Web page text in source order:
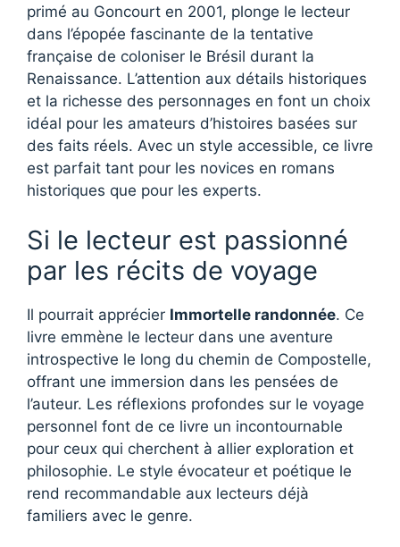
primé au Goncourt en 2001, plonge le lecteur
dans l’épopée fascinante de la tentative
française de coloniser le Brésil durant la
Renaissance. L’attention aux détails historiques
et la richesse des personnages en font un choix
idéal pour les amateurs d’histoires basées sur
des faits réels. Avec un style accessible, ce livre
est parfait tant pour les novices en romans
historiques que pour les experts.
Si le lecteur est passionné
par les récits de voyage
Il pourrait apprécier Immortelle randonnée. Ce
livre emmène le lecteur dans une aventure
introspective le long du chemin de Compostelle,
offrant une immersion dans les pensées de
l’auteur. Les réflexions profondes sur le voyage
personnel font de ce livre un incontournable
pour ceux qui cherchent à allier exploration et
philosophie. Le style évocateur et poétique le
rend recommandable aux lecteurs déjà
familiers avec le genre.